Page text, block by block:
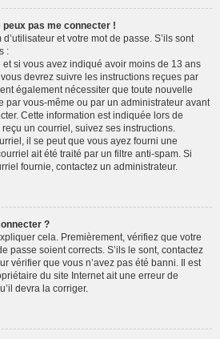
pas me connecter !
et votre mot de passe. S’ils sont
:
et si vous avez indiqué avoir moins de 13 ans
devrez suivre les instructions reçues par
également nécessiter que toute nouvelle
par vous-même ou par un administrateur avant
Cette information est indiquée lors de
un courriel, suivez ses instructions.
il se peut que vous ayez fourni une
ait été traité par un filtre anti-spam. Si
fournie, contactez un administrateur.
?
cela. Premièrement, vérifiez que votre
passe soient corrects. S’ils le sont, contactez
vérifier que vous n’avez pas été banni. Il est
du site Internet ait une erreur de
devra la corriger.